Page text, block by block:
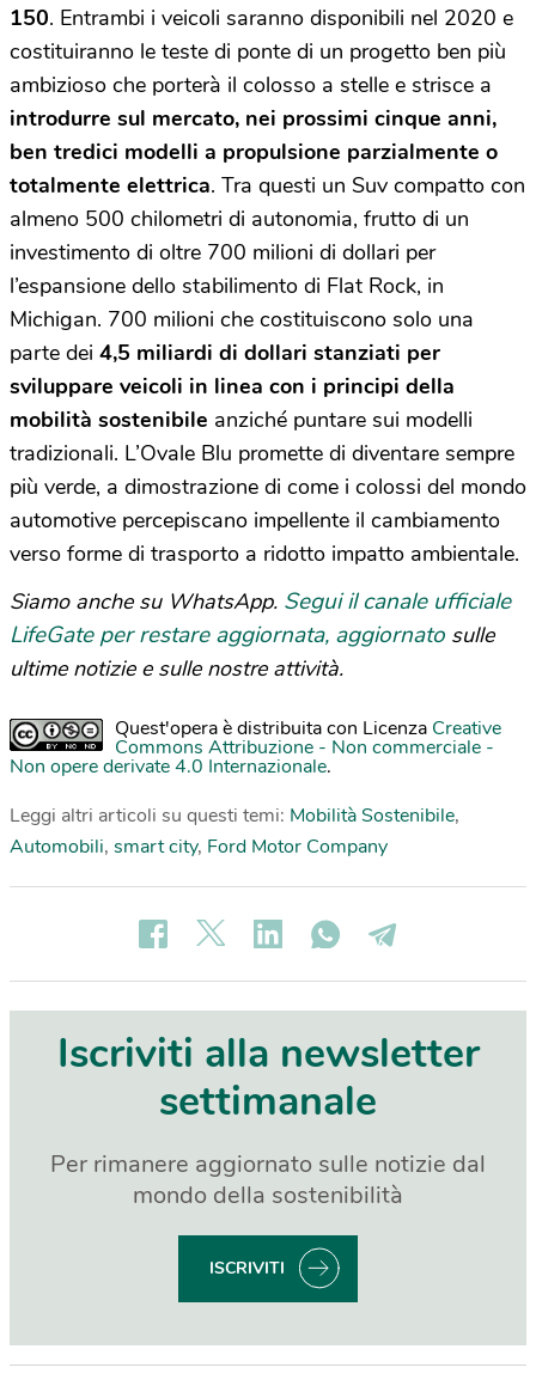
150. Entrambi i veicoli saranno disponibili nel 2020 e
costituiranno le teste di ponte di un progetto ben più
ambizioso che porterà il colosso a stelle e strisce a
introdurre sul mercato, nei prossimi cinque anni,
ben tredici modelli a propulsione parzialmente o
totalmente elettrica. Tra questi un Suv compatto con
almeno 500 chilometri di autonomia, frutto di un
investimento di oltre 700 milioni di dollari per
l’espansione dello stabilimento di Flat Rock, in
Michigan. 700 milioni che costituiscono solo una
parte dei 4,5 miliardi di dollari stanziati per
sviluppare veicoli in linea con i principi della
mobilità sostenibile anziché puntare sui modelli
tradizionali. L’Ovale Blu promette di diventare sempre
più verde, a dimostrazione di come i colossi del mondo
automotive percepiscano impellente il cambiamento
verso forme di trasporto a ridotto impatto ambientale.
Siamo anche su WhatsApp. Segui il canale ufficiale
LifeGate per restare aggiornata, aggiornato sulle
ultime notizie e sulle nostre attività.
Quest'opera è distribuita con Licenza Creative
Commons Attribuzione - Non commerciale -
Non opere derivate 4.0 Internazionale.
Leggi altri articoli su questi temi: Mobilità Sostenibile,
Automobili, smart city, Ford Motor Company
Iscriviti alla newsletter
settimanale
Per rimanere aggiornato sulle notizie dal
mondo della sostenibilità
ISCRIVITI